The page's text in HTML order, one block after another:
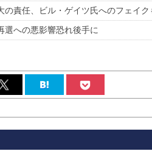
の責任、ビル・ゲイツ氏へのフェイク
選への悪影響恐れ後手に